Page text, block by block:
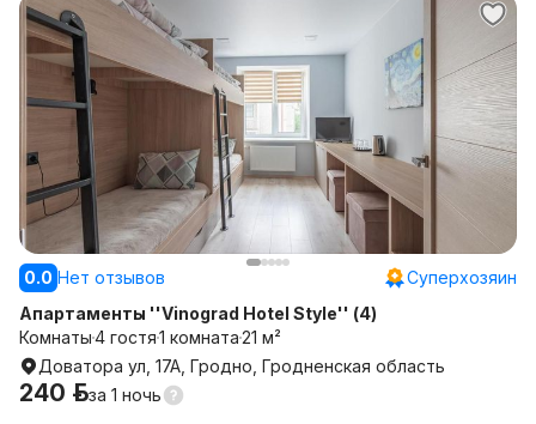
0.0 Нет отзывов
Суперхозяин
Апартаменты ''Vinograd Hotel Style'' (4)
Комнаты4 гостя1 комната21 м²
Доватора ул, 17А, Гродно, Гродненская область
240 р.за 1 ночь